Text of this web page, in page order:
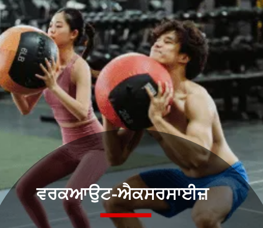
ਵਰਕਆਉਟ-ਐਕਸਰਸਾਈਜ਼